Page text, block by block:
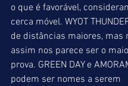
o que é favorável,
cerca móvel. WYOT
de distâncias maiores, mas
assim nos parece ser o
prova. GREEN DAY e
podem ser nomes a serem